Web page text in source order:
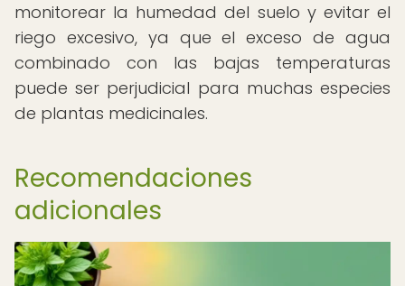
monitorear la humedad del suelo y evitar el
riego excesivo, ya que el exceso de agua
combinado con las bajas temperaturas
puede ser perjudicial para muchas especies
de plantas medicinales.
Recomendaciones
adicionales